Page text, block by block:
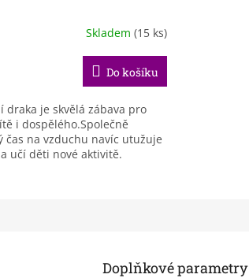
Skladem (15 ks)
Do košíku
draka je skvělá zábava pro
i dospělého.Společně
čas na vzduchu navíc utužuje
učí děti nové aktivitě.
Doplňkové parametry